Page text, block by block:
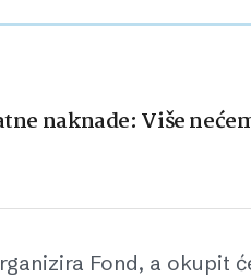
naknade: Više
Fond, a okupit